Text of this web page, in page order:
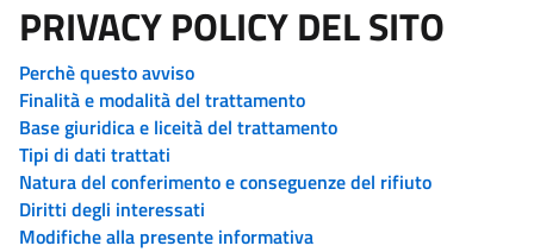
PRIVACY POLICY DEL SITO
Perchè questo avviso
Finalità e modalità del trattamento
Base giuridica e liceità del trattamento
Tipi di dati trattati
Natura del conferimento e conseguenze del rifiuto
Diritti degli interessati
Modifiche alla presente informativa